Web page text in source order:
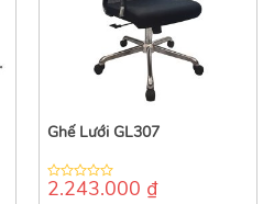
Ghế Lưới GL307
0
2.243.000 ₫